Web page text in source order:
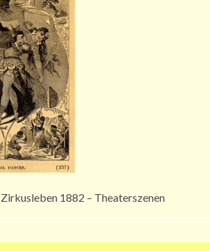
1882 – Theaterszenen